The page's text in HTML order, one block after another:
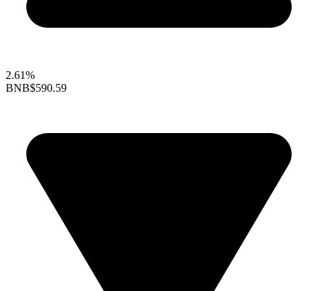
2.61%
BNB$590.59